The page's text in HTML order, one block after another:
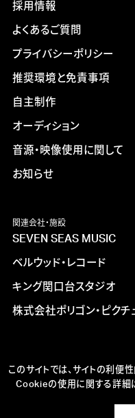
採用情報
よくあるご質問
プライバシーポリシー
推奨環境と免責事項
自主制作
オーディション
音源・映像使用に関して
お知らせ
関連会社・施設
SEVEN SEAS MUSIC
ベルウッド・レコード
キング関口台スタジオ
株式会社ポリゴン・ピクチ
このサイトでは、サイトの利便
Cookieの使用に関する詳細